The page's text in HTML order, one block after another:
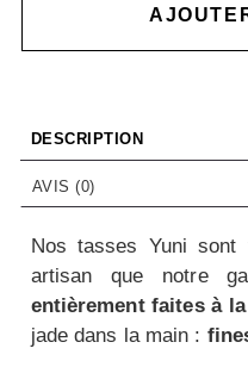
DESCRIPTION
AVIS (0)
Nos tasses Yuni sont
artisan que notre
entièrement faites à
jade dans la main :